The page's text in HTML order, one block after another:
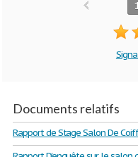
Documents relatifs
Rapport de Stage Salon De